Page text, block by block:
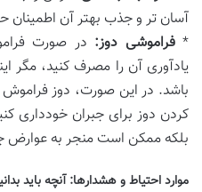
آسان تر و جذب بهتر آن
*فراموشی دوز: در صورت
یادآوری آن را مصرف کنید، مگر
باشد. در این صورت، دوز فراموش
کردن دوز برای جبران خودداری
بلکه ممکن است منجر به عوارض
موارد احتیاط و هشدارها: آنچه باید